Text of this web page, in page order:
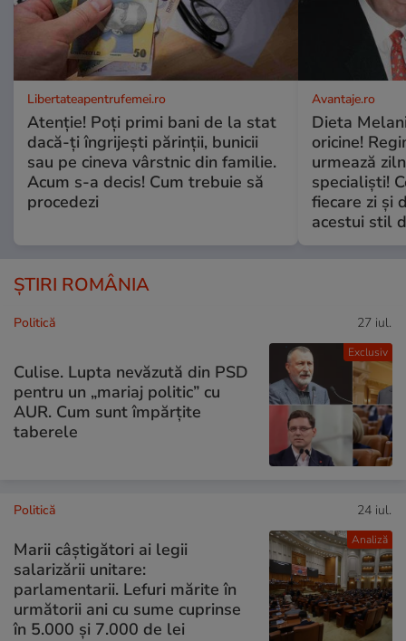
Libertateapentrufemei.ro
Atenție! Poți primi bani de la stat
dacă-ți îngrijești părinții, bunicii
sau pe cineva vârstnic din familie.
Acum s-a decis! Cum trebuie să
procedezi
Avantaje.ro
Dieta
oricine!
urmează
specialiști!
fiecare zi și
acestui stil
ȘTIRI ROMÂNIA
Exclusiv
Politică 27 iul.
Culise. Lupta nevăzută din PSD
pentru un „mariaj politic” cu
AUR. Cum sunt împărțite
taberele
Analiză
Politică 24 iul.
Marii câștigători ai legii
salarizării unitare:
parlamentarii. Lefuri mărite în
următorii ani cu sume cuprinse
în 5.000 și 7.000 de lei